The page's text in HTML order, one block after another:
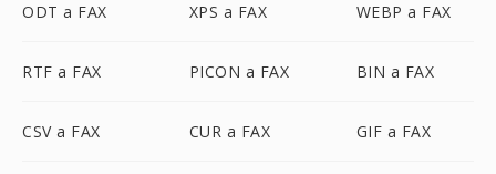
ODT a FAX XPS a FAX WEBP a FAX
RTF a FAX PICON a FAX BIN a FAX
CSV a FAX CUR a FAX GIF a FAX